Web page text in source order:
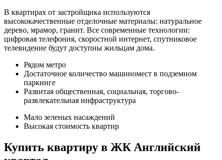
В квартирах от застройщика используются
высококачественные отделочные материалы: натуральное
дерево, мрамор, гранит. Все современные технологии:
цифровая телефония, скоростной интернет, спутниковое
телевидение будут доступны жильцам дома.
Рядом метро
Достаточное количество машиномест в подземном
паркинге
Развитая общественная, социальная, торгово-
развлекательная инфраструктура
Мало зеленых насаждений
Высокая стоимость квартир
Купить квартиру в ЖК Английский